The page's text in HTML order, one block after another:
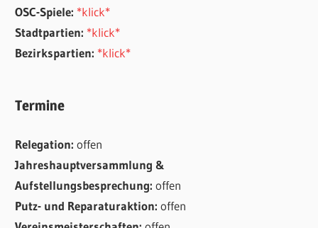
OSC-Spiele: *klick*
Stadtpartien: *klick*
Bezirkspartien: *klick*
Termine
Relegation:offen
Jahreshauptversammlung &
Aufstellungsbesprechung:offen
Putz- und Reparaturaktion:offen